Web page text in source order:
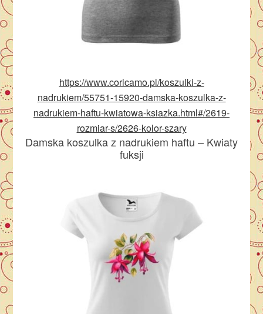
https://www.coricamo.pl/koszulki-z-
nadrukiem/55751-15920-damska-koszulka-z-
nadrukiem-haftu-kwiatowa-ksiazka.html#/2619-
rozmiar-s/2626-kolor-szary
Damska koszulka z nadrukiem haftu – Kwiaty
fuksji